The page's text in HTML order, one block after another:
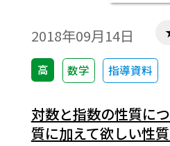
2018年09月14日
高 数学 指導資料
対数と指数の性質に
質に加えて欲しい性